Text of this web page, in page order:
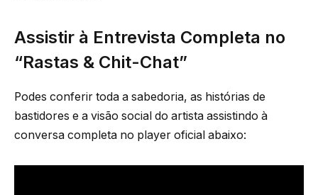
Assistir à Entrevista Completa no
“Rastas & Chit-Chat”
Podes conferir toda a sabedoria, as histórias de
bastidores e a visão social do artista assistindo à
conversa completa no player oficial abaixo: